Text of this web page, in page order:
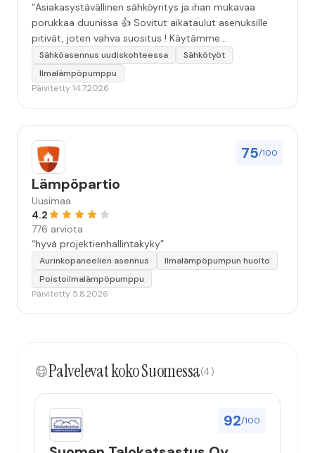
“Asiakasystävällinen sähköyritys ja ihan mukavaa
porukkaa duunissa 👍 Sovitut aikataulut asenuksille
pitivät, joten vahva suositus ! Käytämme
seuraavallakin kerralla!”
Sähköasennus uudiskohteessa
Sähkötyöt
Ilmalämpöpumppu
Päivitetty 14.7.2026
75/100
Lämpöpartio
Uusimaa
4.2
776 arviota
“hyvä projektienhallintakyky”
Aurinkopaneelien asennus
Ilmalämpöpumpun huolto
Poistoilmalämpöpumppu
Päivitetty 5.8.2026
Palvelevat koko Suomessa(4)
92/100